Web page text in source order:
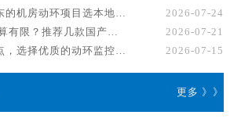
掌握三点核心，广东的机房动环项目选本地厂家事半功倍！
2026-07-24
2026年机房项目预算有限？推荐几款国产动环监控系统品牌
2026-07-21
以广东地区为切入点，选择优质的动环监控系统厂家
2026-07-15
更多 》》